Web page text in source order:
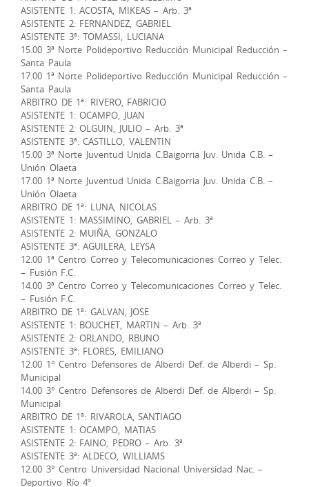
ASISTENTE 1: ACOSTA, MIKEAS – Arb. 3ª
ASISTENTE 2: FERNANDEZ, GABRIEL
ASISTENTE 3ª: TOMASSI, LUCIANA
15.00 3ª Norte Polideportivo Reducción Municipal Reducción –
Santa Paula
17.00 1ª Norte Polideportivo Reducción Municipal Reducción –
Santa Paula
ARBITRO DE 1ª: RIVERO, FABRICIO
ASISTENTE 1: OCAMPO, JUAN
ASISTENTE 2: OLGUIN, JULIO – Arb. 3ª
ASISTENTE 3ª: CASTILLO, VALENTIN
15.00 3ª Norte Juventud Unida C.Baigorria Juv. Unida C.B. –
Unión Olaeta
17.00 1ª Norte Juventud Unida C.Baigorria Juv. Unida C.B. –
Unión Olaeta
ARBITRO DE 1ª: LUNA, NICOLAS
ASISTENTE 1: MASSIMINO, GABRIEL – Arb. 3ª
ASISTENTE 2: MUIÑA, GONZALO
ASISTENTE 3ª: AGUILERA, LEYSA
12.00 1ª Centro Correo y Telecomunicaciones Correo y Telec.
– Fusión F.C.
14.00 3ª Centro Correo y Telecomunicaciones Correo y Telec.
– Fusión F.C.
ARBITRO DE 1ª: GALVAN, JOSE
ASISTENTE 1: BOUCHET, MARTIN – Arb. 3ª
ASISTENTE 2: ORLANDO, RBUNO
ASISTENTE 3ª: FLORES, EMILIANO
12.00 1° Centro Defensores de Alberdi Def. de Alberdi – Sp.
Municipal
14.00 3° Centro Defensores de Alberdi Def. de Alberdi – Sp.
Municipal
ARBITRO DE 1ª: RIVAROLA, SANTIAGO
ASISTENTE 1: OCAMPO, MATIAS
ASISTENTE 2: FAINO, PEDRO – Arb. 3ª
ASISTENTE 3ª: ALDECO, WILLIAMS
12.00 3° Centro Universidad Nacional Universidad Nac. –
Deportivo Río 4º